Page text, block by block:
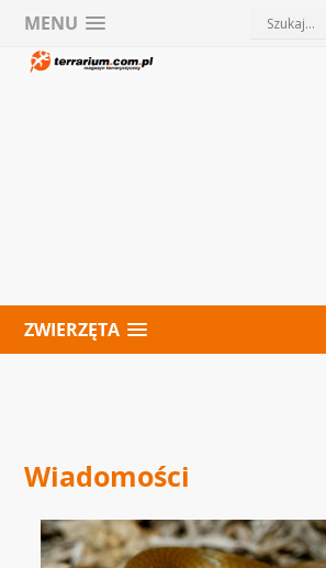
MENU
ZWIERZĘTA
Wiadomości